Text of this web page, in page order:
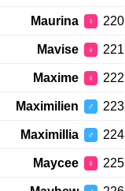
220
♀
Maurina
221
♀
Mavise
222
♀
Maxime
223
♂
Maximilien
224
♂
Maximillia
225
♀
Maycee